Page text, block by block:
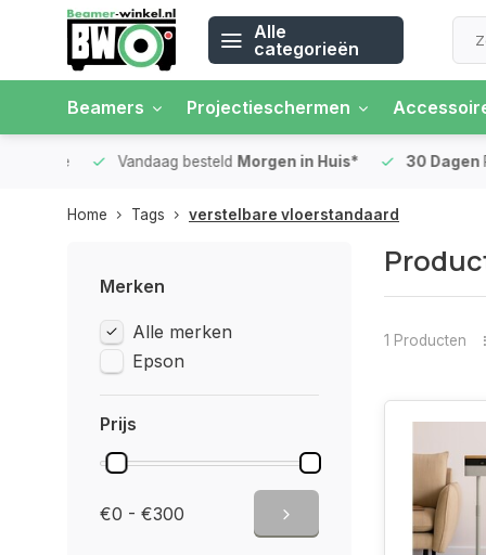
Alle
categorieën
Beamers Projectieschermen
Vandaag besteldMorgen in Huis* 30 Dagen
Home Tags verstelbare vloerstandaard
Merken
Alle merken
Epson
Prijs
€0 - €300
1 Producten